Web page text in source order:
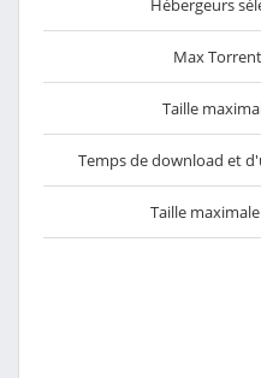
Hébergeurs
Max
Taille
Temps de download et
Taille